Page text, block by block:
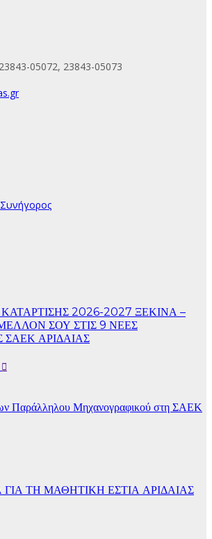
05072, 23843-05073
Συνήγορος
2026-2027 ΞΕΚΙΝΑ –
ΣΟΥ ΣΤΙΣ 9 ΝΕΕΣ
ΣΑΕΚ ΑΡΙΔΑΙΑΣ
Παράλληλου Μηχανογραφικού στη ΣΑΕΚ
ΓΙΑ ΤΗ ΜΑΘΗΤΙΚΗ ΕΣΤΙΑ ΑΡΙΔΑΙΑΣ